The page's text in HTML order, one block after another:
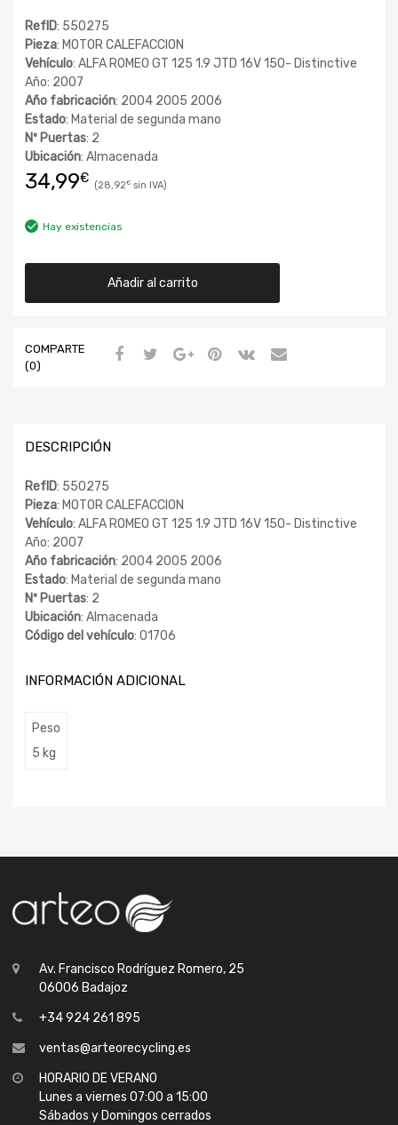
RefID: 550275
Pieza: MOTOR CALEFACCION
Vehículo: ALFA ROMEO GT 125 1.9 JTD 16V 150- Distinctive
Año: 2007
Año fabricación: 2004 2005 2006
Estado: Material de segunda mano
Nº Puertas: 2
Ubicación: Almacenada
34,99€ 28,92€
Hay existencias
Añadir al carrito
COMPARTE
(0)
DESCRIPCIÓN
RefID: 550275
Pieza: MOTOR CALEFACCION
Vehículo: ALFA ROMEO GT 125 1.9 JTD 16V 150- Distinctive
Año: 2007
Año fabricación: 2004 2005 2006
Estado: Material de segunda mano
Nº Puertas: 2
Ubicación: Almacenada
Código del vehículo: 01706
INFORMACIÓN ADICIONAL
Peso
5 kg
Av. Francisco Rodríguez Romero, 25
06006 Badajoz
+34 924 261 895
ventas@arteorecycling.es
HORARIO DE VERANO
Lunes a viernes 07:00 a 15:00
Sábados y Domingos cerrados